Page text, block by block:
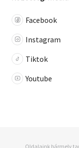
Facebook
Instagram
Tiktok
Youtube
Oldalaink bármely